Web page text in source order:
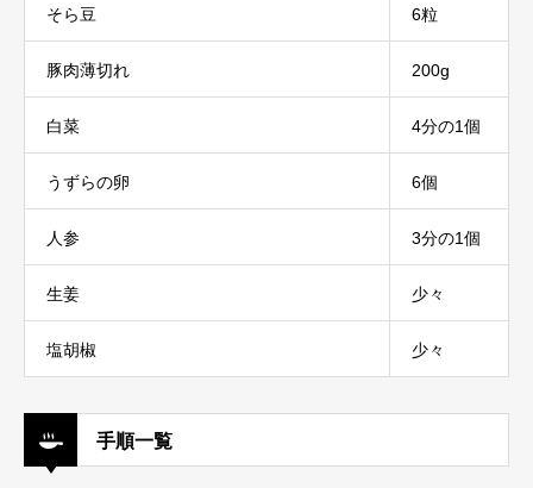
そら豆 6粒
豚肉薄切れ 200g
白菜 4分の1個
うずらの卵 6個
人参 3分の1個
生姜 少々
塩胡椒 少々
手順一覧